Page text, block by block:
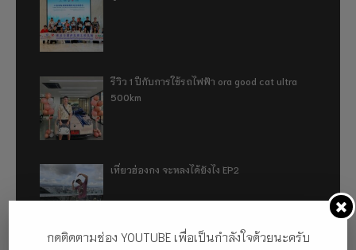
รีวิว 1 ปีกับการใช้รถไฟฟ้า ora good cat ultra
500km
เที่ยวฮ่องกง จะหลงได้ยังไง EP2
กดติดตามช่อง YOUTUBE เพื่อเป็นกำลังใจด้วยนะครับ